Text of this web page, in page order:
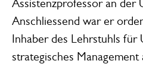
Assistenzprofessor an der
Anschliessend war er
Inhaber des Lehrstuhls
strategisches